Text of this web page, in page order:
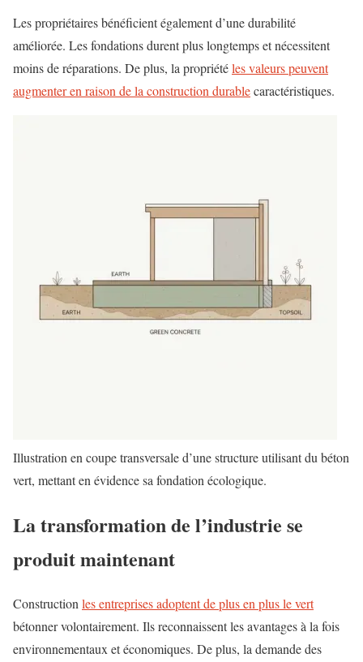
Les propriétaires bénéficient également d’une durabilité
améliorée. Les fondations durent plus longtemps et nécessitent
moins de réparations. De plus, la propriétéles valeurs peuvent
augmenter en raison de la construction durablecaractéristiques.
Illustration en coupe transversale d’une structure utilisant du béton
vert, mettant en évidence sa fondation écologique.
La transformation de l’industrie se
produit maintenant
Construction les entreprises adoptent de plus en plus le vert
bétonner volontairement. Ils reconnaissent les avantages à la fois
environnementaux et économiques. De plus, la demande des